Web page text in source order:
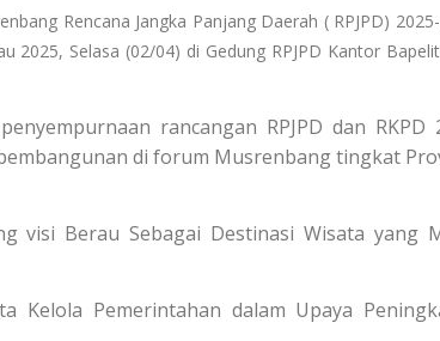
Rencana Jangka Panjang Daerah ( RPJPD)
2025, Selasa (02/04) di Gedung RPJPD Kantor
rancangan RPJPD dan RKPD
di forum Musrenbang tingkat
visi Berau Sebagai Destinasi Wisata yang
Kelola Pemerintahan dalam Upaya